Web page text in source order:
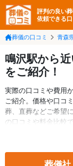
評判の良い
依頼できる
葬儀の口コミ 青森
鳴沢駅から
をご紹介！
実際の口コミや費用
ご紹介。価格や口コ
葬、直葬などご希望
の口コミや料金比較
いての情報も掲載
対応可能です。